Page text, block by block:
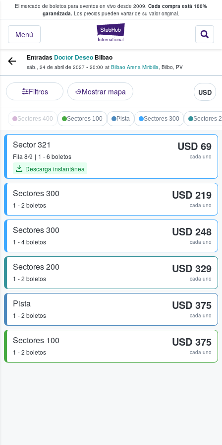
El mercado de boletos para eventos en vivo desde 2009. Cada compra está 100%
garantizada. Los precios pueden variar de su valor original.
StubHub: donde
Menú
fans compran y venden boletos
Entradas Doctor Deseo Bilbao
sáb., 24 de abril de 2027 • 20:00 at Bilbao Arena Miribilla, Bilbo, PV
Filtros Mostrar mapa USD
Sectores 400 Sectores 100 Pista Sectores 300 Sectores
Sector 321
Fila 8/9
1 - 6 boletos
Descarga instantánea
USD 69
cada uno
Sectores 300
1 - 2 boletos
USD 219
cada uno
Sectores 300
1 - 4 boletos
USD 248
cada uno
Sectores 200
1 - 2 boletos
USD 329
cada uno
Pista
1 - 2 boletos
USD 375
cada uno
Sectores 100
1 - 2 boletos
USD 375
cada uno